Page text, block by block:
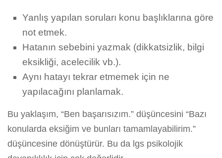
Yanlış yapılan soruları konu başlıklarına göre
not etmek.
Hatanın sebebini yazmak (dikkatsizlik, bilgi
eksikliği, acelecilik vb.).
Aynı hatayı tekrar etmemek için ne
yapılacağını planlamak.
Bu yaklaşım, “Ben başarısızım.” düşüncesini “Bazı
konularda eksiğim ve bunları tamamlayabilirim.”
düşüncesine dönüştürür. Bu da lgs psikolojik